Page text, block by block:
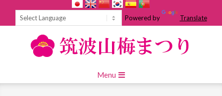
Powered by Translate
Navigation
Menu